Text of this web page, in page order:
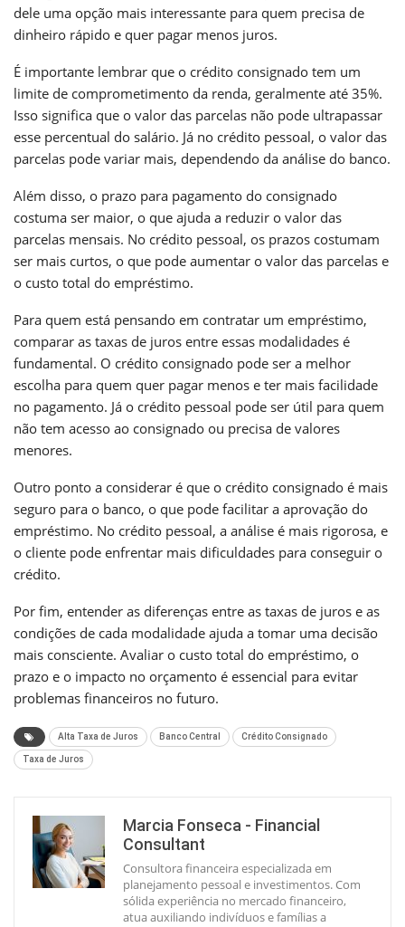
dele uma opção mais interessante para quem precisa de
dinheiro rápido e quer pagar menos juros.
É importante lembrar que o crédito consignado tem um
limite de comprometimento da renda, geralmente até 35%.
Isso significa que o valor das parcelas não pode ultrapassar
esse percentual do salário. Já no crédito pessoal, o valor das
parcelas pode variar mais, dependendo da análise do banco.
Além disso, o prazo para pagamento do consignado
costuma ser maior, o que ajuda a reduzir o valor das
parcelas mensais. No crédito pessoal, os prazos costumam
ser mais curtos, o que pode aumentar o valor das parcelas e
o custo total do empréstimo.
Para quem está pensando em contratar um empréstimo,
comparar as taxas de juros entre essas modalidades é
fundamental. O crédito consignado pode ser a melhor
escolha para quem quer pagar menos e ter mais facilidade
no pagamento. Já o crédito pessoal pode ser útil para quem
não tem acesso ao consignado ou precisa de valores
menores.
Outro ponto a considerar é que o crédito consignado é mais
seguro para o banco, o que pode facilitar a aprovação do
empréstimo. No crédito pessoal, a análise é mais rigorosa, e
o cliente pode enfrentar mais dificuldades para conseguir o
crédito.
Por fim, entender as diferenças entre as taxas de juros e as
condições de cada modalidade ajuda a tomar uma decisão
mais consciente. Avaliar o custo total do empréstimo, o
prazo e o impacto no orçamento é essencial para evitar
problemas financeiros no futuro.
Alta Taxa de Juros Banco Central Crédito Consignado
Taxa de Juros
Marcia Fonseca - Financial
Consultant
Consultora financeira especializada em
planejamento pessoal e investimentos. Com
sólida experiência no mercado financeiro,
atua auxiliando indivíduos e famílias a